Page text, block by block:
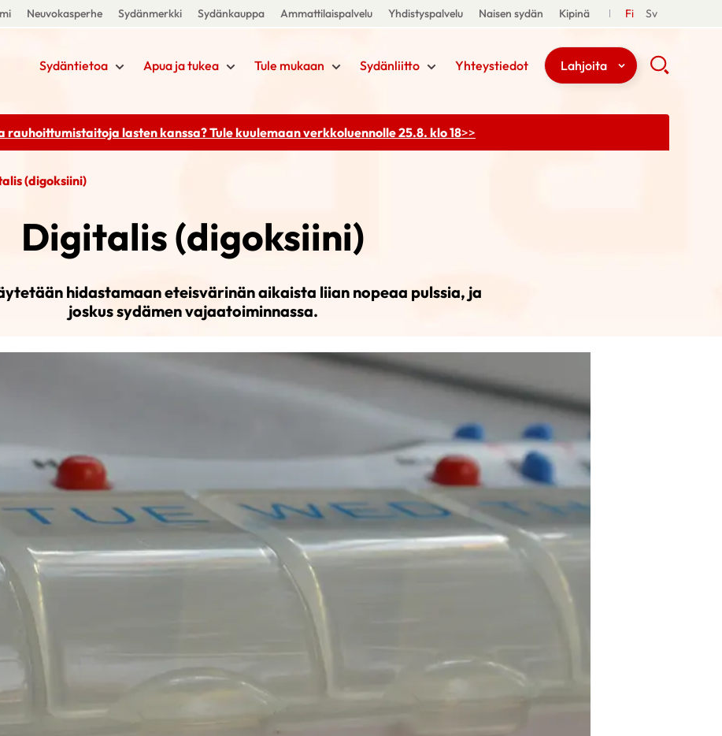
Neuvokasperhe Sydänmerkki Sydänkauppa Ammattilaispalvelu Yhdistyspalvelu Naisen sydän Kipinä Fi Sv
Sydäntietoa Apua ja tukea Tule mukaan Sydänliitto Yhteystiedot Lahjoita
rauhoittumistaitoja lasten kanssa? Tule kuulemaanverkkoluennolle 25.8. klo 18>>
(digoksiini)
Digitalis (digoksiini)
hidastamaan eteisvärinän aikaista liian nopeaa pulssia, ja
joskus sydämen vajaatoiminnassa.